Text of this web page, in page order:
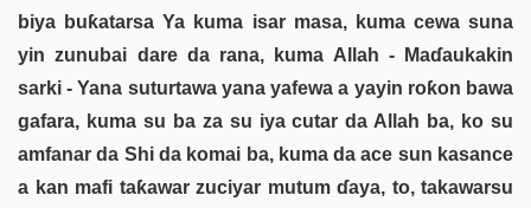
biya buƙatarsa Ya kuma isar masa, kuma cewa suna
yin zunubai dare da rana, kuma Allah - Maɗaukakin
sarki - Yana suturtawa yana yafewa a yayin roƙon bawa
gafara, kuma su ba za su iya cutar da Allah ba, ko su
amfanar da Shi da komai ba, kuma da ace sun kasance
a kan mafi taƙawar zuciyar mutum ɗaya, to, takawarsu